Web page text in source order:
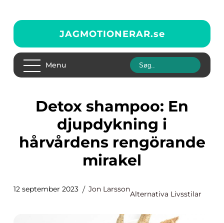
JAGMOTIONERAR.se
Menu
Detox shampoo: En
djupdykning i
hårvårdens rengörande
mirakel
12 september 2023 Jon Larsson
Alternativa Livsstilar